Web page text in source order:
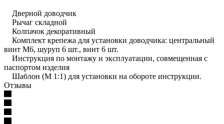
Дверной доводчик
Рычаг складной
Колпачок декоративный
Комплект крепежа для установки доводчика: центральный
винт М6, шуруп 6 шт., винт 6 шт.
Инструкция по монтажу и эксплуатации, совмещенная с
паспортом изделия
Шаблон (М 1:1) для установки на обороте инструкции.
Отзывы